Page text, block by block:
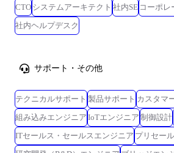
CTO システムアーキテクト 社内SE コーポレ
社内ヘルプデスク
サポート・その他
テクニカルサポート 製品サポート カスタマ
組み込みエンジニア IoTエンジニア 制御設計
ITセールス・セールスエンジニア プリセー